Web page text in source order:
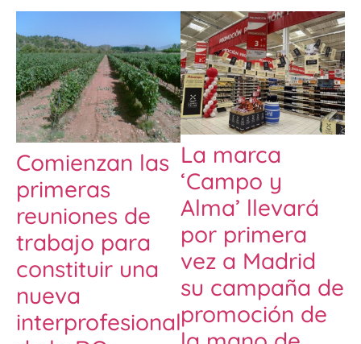
Comienzan las
primeras
reuniones de
trabajo para
constituir una
nueva
interprofesional
La marca
‘Campo y
Alma’ llevará
por primera
vez a Madrid
su campaña de
promoción de